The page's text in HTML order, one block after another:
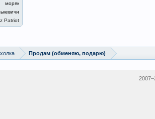
моряк
Patriot
Продам (обменяю, подарю)
2007–